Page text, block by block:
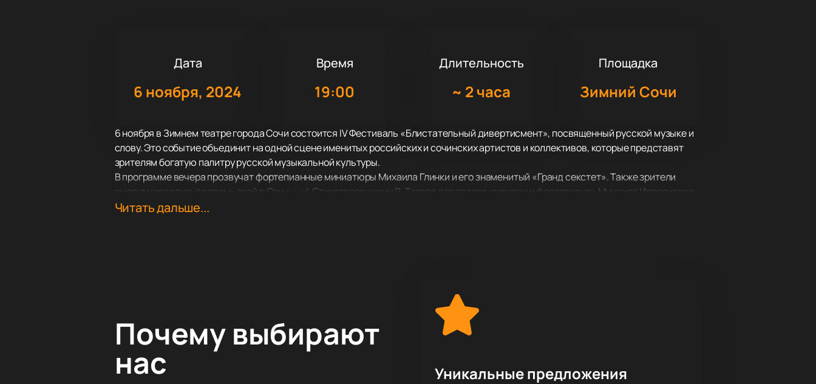
Дата
6 ноября, 2024
Время
19:00
Длительность
~ 2 часа
Площадка
Зимний Сочи
6 ноября в Зимнем театре города Сочи состоится IV Фестиваль «Блистательный дивертисмент», посвященный русской музыке и
слову. Это событие объединит на одной сцене именитых российских и сочинских артистов и коллективов, которые представят
зрителям богатую палитру русской музыкальной культуры.
В программе вечера прозвучат фортепианные миниатюры Михаила Глинки и его знаменитый «Гранд секстет». Также зрители
смогут насладиться премьерой в Сочи — «4 Стихотворениями Р. Тагора для голоса, скрипки и фортепиано» Михаила Ипполитова-
Иванова. Особое внимание будет уделено и жемчужине камерной музыки Петра Ильича Чайковского — «Воспоминаниям о
купить билеты
Читать дальше...
Почему выбирают
нас Уникальные предложения